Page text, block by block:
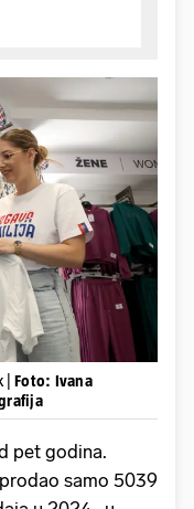
Foto: Ivana
pet godina.
samo 5039